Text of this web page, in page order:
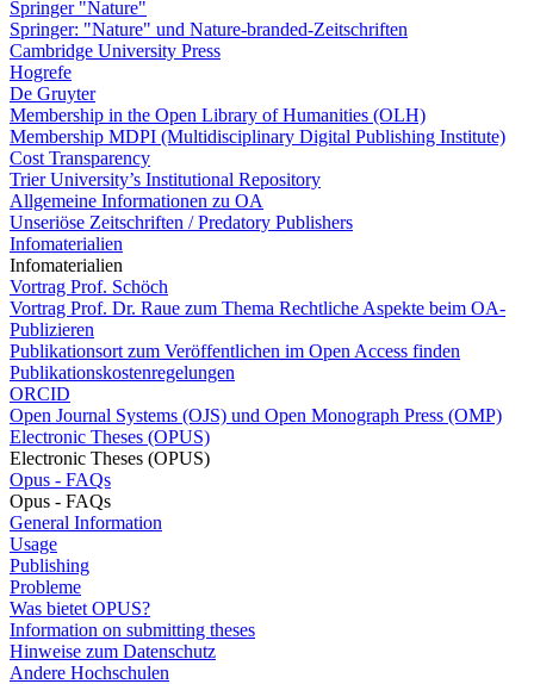
Springer "Nature"
Springer: "Nature" und Nature-branded-Zeitschriften
Cambridge University Press
Hogrefe
De Gruyter
Membership in the Open Library of Humanities (OLH)
Membership MDPI (Multidisciplinary Digital Publishing Institute)
Cost Transparency
Trier University’s Institutional Repository
Allgemeine Informationen zu OA
Unseriöse Zeitschriften / Predatory Publishers
Infomaterialien
Infomaterialien
Vortrag Prof. Schöch
Vortrag Prof. Dr. Raue zum Thema Rechtliche Aspekte beim OA-
Publizieren
Publikationsort zum Veröffentlichen im Open Access finden
Publikationskostenregelungen
ORCID
Open Journal Systems (OJS) und Open Monograph Press (OMP)
Electronic Theses (OPUS)
Electronic Theses (OPUS)
Opus - FAQs
Opus - FAQs
General Information
Usage
Publishing
Probleme
Was bietet OPUS?
Information on submitting theses
Hinweise zum Datenschutz
Andere Hochschulen